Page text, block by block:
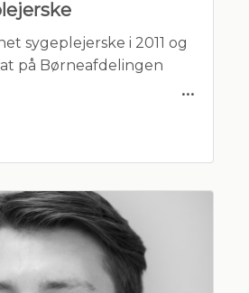
sygeplejerske i 2011 og
på Børneafdelingen
uddannet
i 2021.